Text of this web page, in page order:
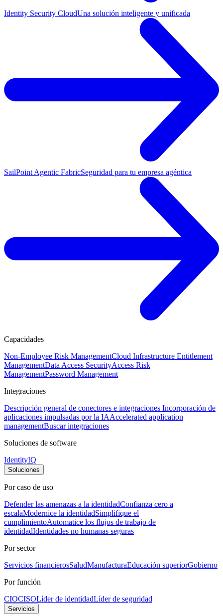
Identity Security CloudUna solución inteligente y unificada
SailPoint Agentic FabricSeguridad para tu empresa agéntica
Capacidades
Non-Employee Risk ManagementCloud Infrastructure Entitlement
ManagementData Access SecurityAccess Risk
ManagementPassword Management
Integraciones
Descripción general de conectores e integraciones Incorporación de
aplicaciones impulsadas por la IAAccelerated application
managementBuscar integraciones
Soluciones de software
IdentityIQ
Soluciones
Por caso de uso
Defender las amenazas a la identidadConfianza cero a
escalaModernice la identidadSimplifique el
cumplimientoAutomatice los flujos de trabajo de
identidadIdentidades no humanas seguras
Por sector
Servicios financierosSaludManufacturaEducación superiorGobierno
Por función
CIOCISOLíder de identidadLíder de seguridad
Servicios